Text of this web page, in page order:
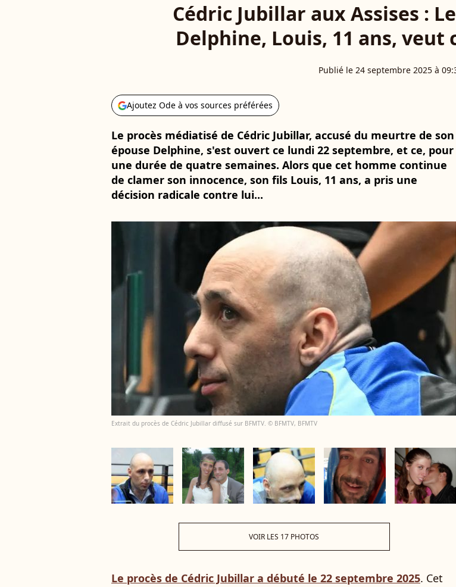
Cédric Jubillar aux Assises :
Delphine, Louis, 11 ans,
Publié le 24 septembre 2025 à
Ajoutez Ode à vos sources préférées
Le procès médiatisé de Cédric Jubillar, accusé du meurtre de son
épouse Delphine, s'est ouvert ce lundi 22 septembre, et ce, pour
une durée de quatre semaines. Alors que cet homme continue
de clamer son innocence, son fils Louis, 11 ans, a pris une
décision radicale contre lui...
Extrait du procès de Cédric Jubillar diffusé sur BFMTV. © BFMTV, BFMTV
VOIR LES 17 PHOTOS
Le procès de Cédric Jubillar a débuté le 22 septembre 2025. Cet